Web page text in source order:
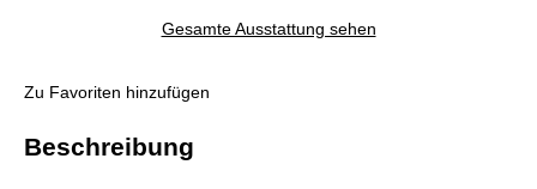
Gesamte Ausstattung sehen
Zu Favoriten hinzufügen
Beschreibung